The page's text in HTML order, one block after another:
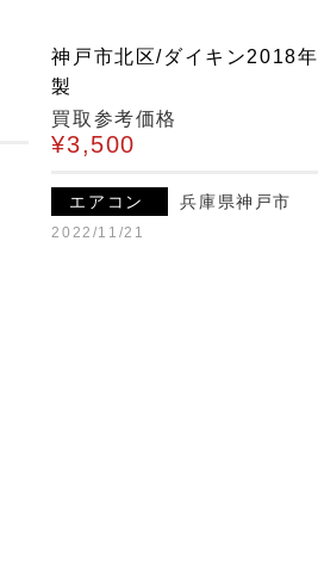
神戸市北区/ダイキン2018年
製
買取参考価格
¥3,500
エアコン 兵庫県神戸市
2022/11/21